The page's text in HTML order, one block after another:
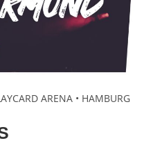
ARENA • HAMBURG